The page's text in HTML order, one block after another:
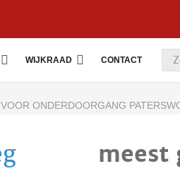
WIJKRAAD CONTACT
ONDERDOORGANG
meest